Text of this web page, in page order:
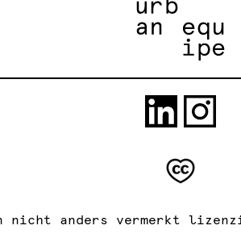
nicht anders vermerkt